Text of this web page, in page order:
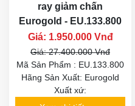
ray giảm chấn
Eurogold - EU.133.800
Giá: 1.950.000 Vnđ
Giá: 27.400.000 Vnđ
Mã Sản Phẩm : EU.133.800
Hãng Sản Xuất: Eurogold
Xuất xứ: